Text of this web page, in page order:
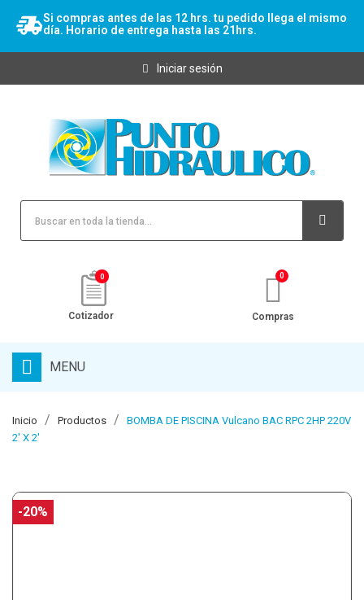
Si compras antes de las 12 hrs. tu pedido llega el mismo
día. Horario de entrega hasta las 21hrs.
Iniciar sesión
0
Cotizador Compras
MENU
Inicio Productos
BOMBA DE PISCINA Vulcano BAC RPC 2HP 220V
2' X 2'
-20%